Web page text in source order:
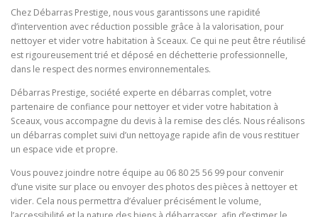
Chez Débarras Prestige, nous vous garantissons une rapidité
d’intervention avec réduction possible grâce à la valorisation, pour
nettoyer et vider votre habitation à Sceaux. Ce qui ne peut être réutilisé
est rigoureusement trié et déposé en déchetterie professionnelle,
dans le respect des normes environnementales.
Débarras Prestige, société experte en débarras complet, votre
partenaire de confiance pour nettoyer et vider votre habitation à
Sceaux, vous accompagne du devis à la remise des clés. Nous réalisons
un débarras complet suivi d’un nettoyage rapide afin de vous restituer
un espace vide et propre.
Vous pouvez joindre notre équipe au 06 80 25 56 99 pour convenir
d’une visite sur place ou envoyer des photos des pièces à nettoyer et
vider. Cela nous permettra d’évaluer précisément le volume,